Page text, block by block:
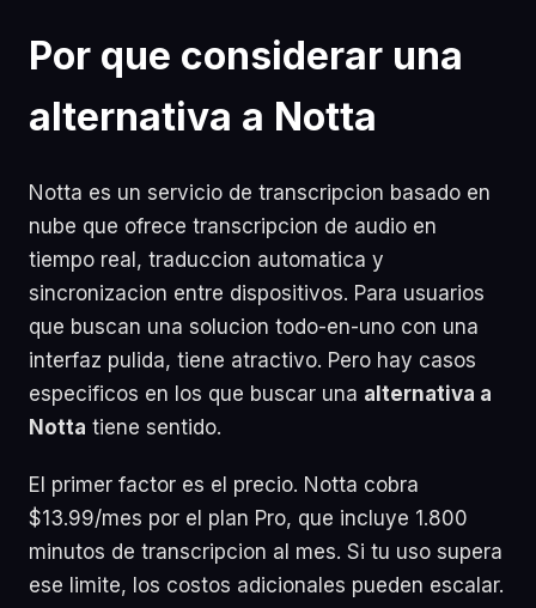
Por que considerar una
alternativa a Notta
Notta es un servicio de transcripcion basado en
nube que ofrece transcripcion de audio en
tiempo real, traduccion automatica y
sincronizacion entre dispositivos. Para usuarios
que buscan una solucion todo-en-uno con una
interfaz pulida, tiene atractivo. Pero hay casos
especificos en los que buscar una alternativa a
Notta tiene sentido.
El primer factor es el precio. Notta cobra
$13.99/mes por el plan Pro, que incluye 1.800
minutos de transcripcion al mes. Si tu uso supera
ese limite, los costos adicionales pueden escalar.